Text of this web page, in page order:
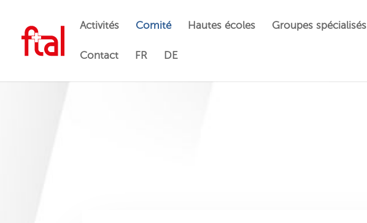
Activités Comité Hautes écoles Groupes spécialisés
Contact FR DE